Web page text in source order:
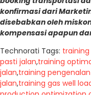
konfirmasi dari
disebabkan oleh
kompensasi apapun
Technorati Tags:
pasti jalan,training
jalan,training
jalan,training gas well